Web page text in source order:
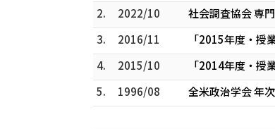
2.
2022/10
社会調査協会 専
3.
2016/11
「2015年度・授
4.
2015/10
「2014年度・授
5.
1996/08
全米政治学会 年